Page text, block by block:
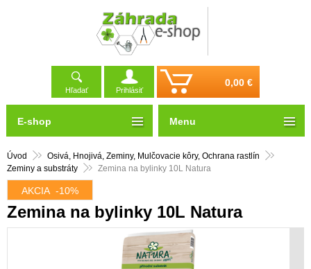
Hľadať Prihlásiť
0,00 €
Úvod
Osivá, Hnojivá, Zeminy, Mulčovacie kôry, Ochrana rastlín
Zeminy a substráty
Zemina na bylinky 10L Natura
AKCIA -10%
Zemina na bylinky 10L Natura
E-shop Menu